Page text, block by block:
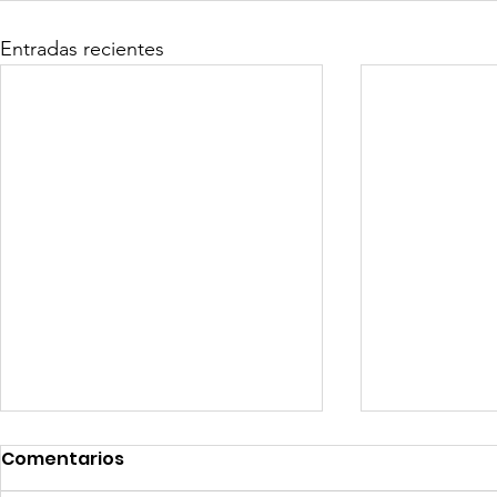
Entradas recientes
Comentarios